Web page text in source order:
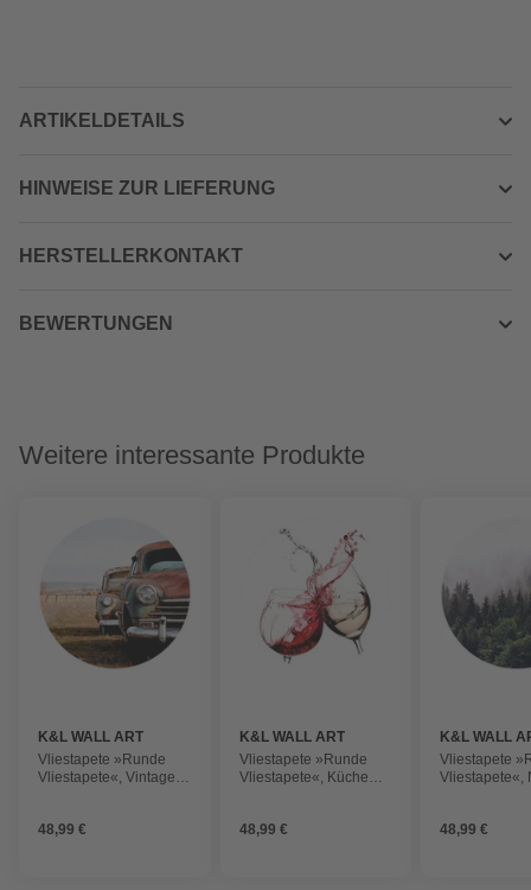
ARTIKELDETAILS
HINWEISE ZUR LIEFERUNG
HERSTELLERKONTAKT
BEWERTUNGEN
Weitere interessante Produkte
K&L WALL ART
Vliestapete »Runde
Vliestapete«, Vintage
48,99 €
K&L WALL ART
Vliestapete »Runde
Vliestapete«, Küche
matt
48,99 €
K&L WALL
Vliestapete
Vliestapete«,
48,99 €